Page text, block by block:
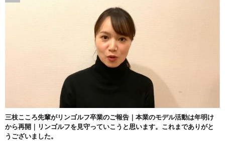
三枝こころ先輩がリンゴルフ卒業のご報告｜本業のモデル活動は年明け
から再開｜リンゴルフを見守っていこうと思います。これまでありがと
うございました。